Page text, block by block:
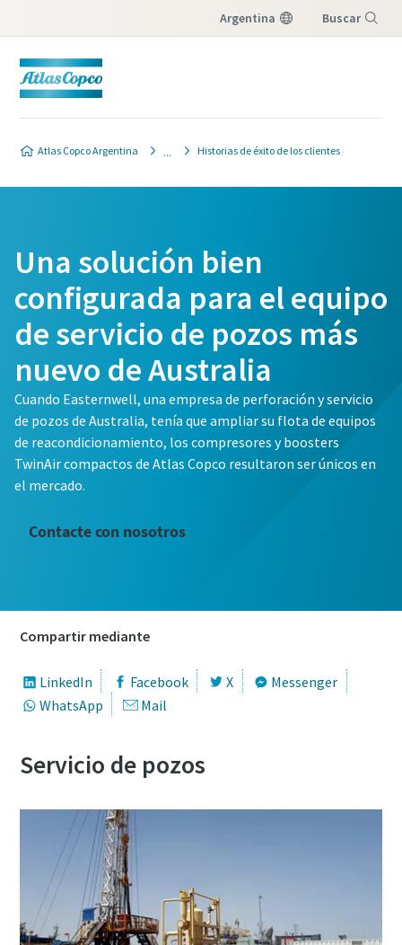
Argentina Buscar
Atlas Copco Argentina Historias de éxito de los clientes
Una solución bien
configurada para el equipo
de servicio de pozos más
nuevo de Australia
Cuando Easternwell, una empresa de perforación y servicio
de pozos de Australia, tenía que ampliar su flota de equipos
de reacondicionamiento, los compresores y boosters
TwinAir compactos de Atlas Copco resultaron ser únicos en
el mercado.
Contacte con nosotros
Compartir mediante
LinkedIn Facebook X
Messenger
WhatsApp
Mail
Servicio de pozos